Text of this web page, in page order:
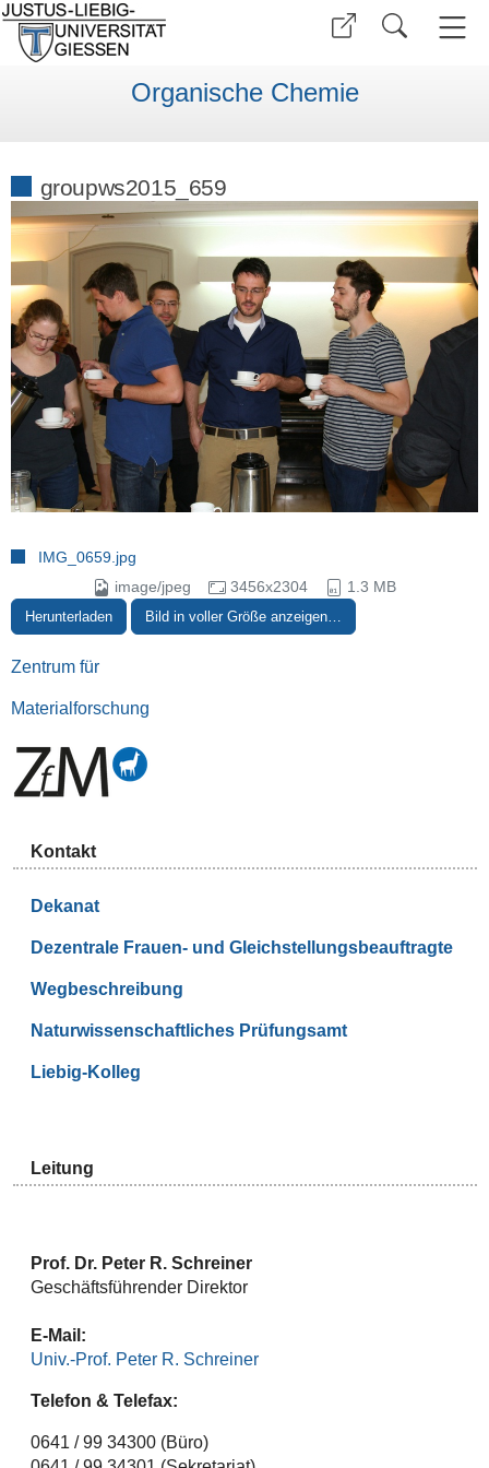
Organische Chemie
groupws2015_659
IMG_0659.jpg
image/jpeg
3456x2304 1.3 MB
Herunterladen Bild in voller Größe anzeigen…
Zentrum für
Materialforschung
Kontakt
Dekanat
Dezentrale Frauen- und Gleichstellungsbeauftragte
Wegbeschreibung
Naturwissenschaftliches Prüfungsamt
Liebig-Kolleg
Leitung
Prof. Dr. Peter R. Schreiner
Geschäftsführender Direktor
E-Mail:
Univ.-Prof. Peter R. Schreiner
Telefon & Telefax:
0641 / 99 34300 (Büro)